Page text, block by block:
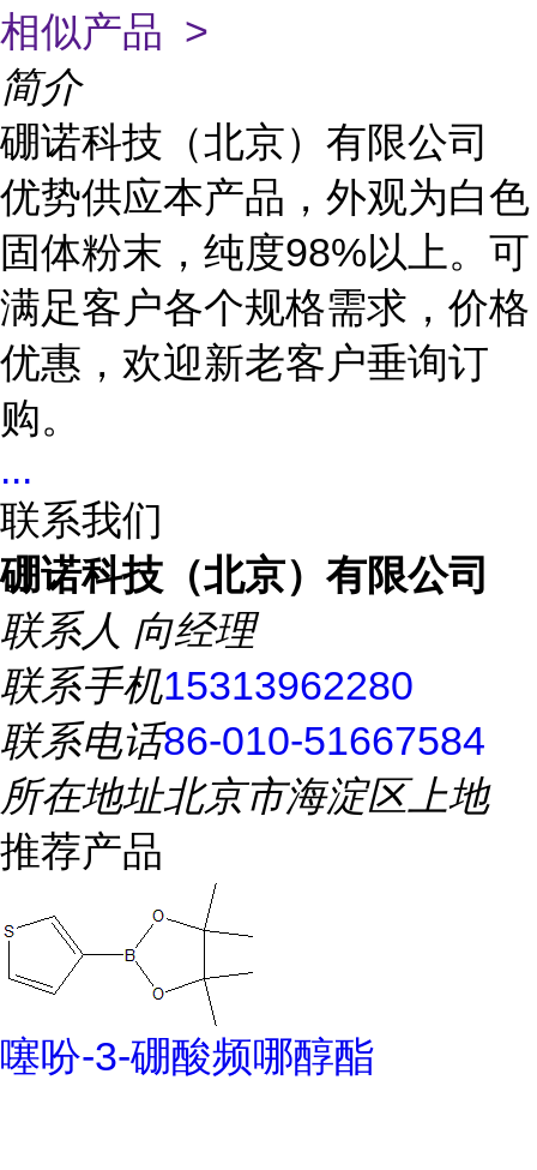
相似产品 >
简介
硼诺科技（北京）有限公司
优势供应本产品，外观为白色
固体粉末，纯度98%以上。可
满足客户各个规格需求，价格
优惠，欢迎新老客户垂询订
购。
...
联系我们
硼诺科技（北京）有限公司
联系人 向经理
联系手机15313962280
联系电话86-010-51667584
所在地址北京市海淀区上地
推荐产品
噻吩-3-硼酸频哪醇酯